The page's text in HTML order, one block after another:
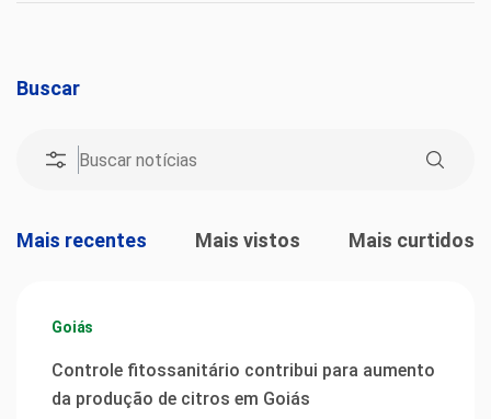
Buscar
Mais recentes Mais vistos Mais curtidos
Goiás
Controle fitossanitário contribui para aumento
da produção de citros em Goiás